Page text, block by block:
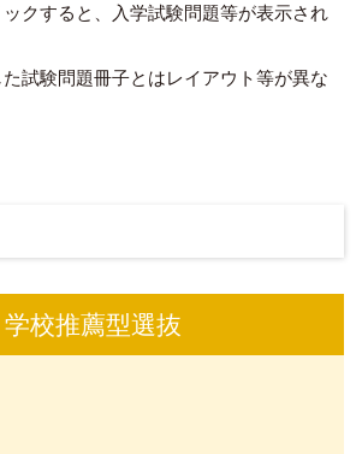
クすると、入学試験問題等が表示され
試験問題冊子とはレイアウト等が異な
学校推薦型選抜